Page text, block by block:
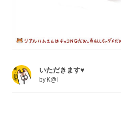
いただきます♥
by K@I